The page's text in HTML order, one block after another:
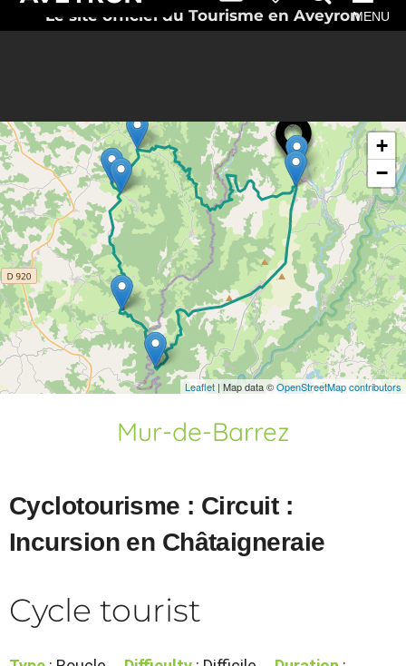
Le site officiel du Tourisme en AveyronMENU
+
−
Leaflet | Map data ©OpenStreetMap contributors
Mur-de-Barrez
Cyclotourisme : Circuit :
Incursion en Châtaigneraie
Cycle tourist